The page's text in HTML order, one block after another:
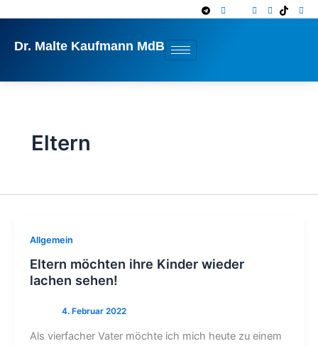
springen
Dr. Malte Kaufmann MdB
Eltern
Allgemein
Eltern möchten ihre Kinder wieder
lachen sehen!
Als vierfacher Vater möchte ich mich heute zu einem